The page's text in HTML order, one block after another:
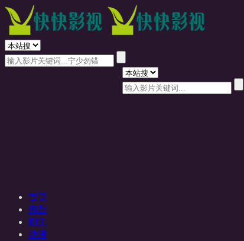
首页
电影
剧集
动漫